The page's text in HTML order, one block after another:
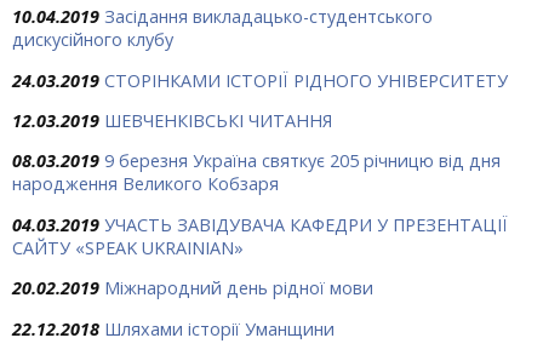
10.04.2019 Засідання викладацько-студентського
дискусійного клубу
24.03.2019 СТОРІНКАМИ ІСТОРІЇ РІДНОГО УНІВЕРСИТЕТУ
12.03.2019 ШЕВЧЕНКІВСЬКІ ЧИТАННЯ
08.03.2019 9 березня Україна святкує 205 річницю від дня
народження Великого Кобзаря
04.03.2019 УЧАСТЬ ЗАВІДУВАЧА КАФЕДРИ У ПРЕЗЕНТАЦІЇ
САЙТУ «SPEAK UKRAINIAN»
20.02.2019 Міжнародний день рідної мови
22.12.2018 Шляхами історії Уманщини